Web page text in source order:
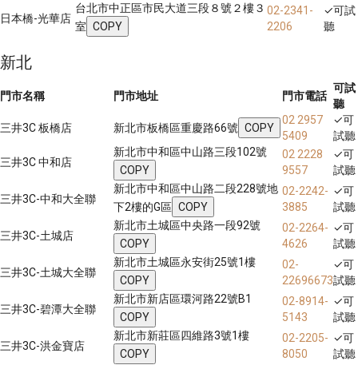
日本橋-光華店
台北市中正區市民大道三段８號２樓３
室 COPY
02-2341-
2206
✓可試
聽
新北
門市名稱 門市地址 門市電話
可試
聽
三井3C 板橋店
新北市板橋區重慶路66號 COPY
02 2957
5409
✓可
試聽
三井3C 中和店
新北市中和區中山路三段102號
COPY
02 2228
9557
✓可
試聽
三井3C-中和大全聯
新北市中和區中山路二段228號地
下2樓的G區 COPY
02-2242-
3885
✓可
試聽
三井3C-土城店
新北市土城區中央路一段92號
COPY
02-2264-
4626
✓可
試聽
三井3C-土城大全聯
新北市土城區永安街25號1樓
COPY
02-
22696673
✓可
試聽
三井3C-碧潭大全聯
新北市新店區環河路22號B1
COPY
02-8914-
5143
✓可
試聽
三井3C-洪金寶店
新北市新莊區四維路3號1樓
COPY
02-2205-
8050
✓可
試聽